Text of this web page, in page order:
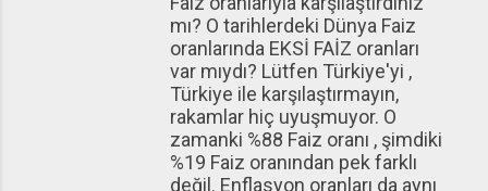
mı? O tarihlerdeki Dünya Faiz
oranlarında EKSİ FAİZ oranları
var mıydı? Lütfen Türkiye'yi ,
Türkiye ile karşılaştırmayın,
rakamlar hiç uyuşmuyor. O
zamanki %88 Faiz oranı , şimdiki
%19 Faiz oranından pek farklı
değil. Enflasyon oranları da aynı